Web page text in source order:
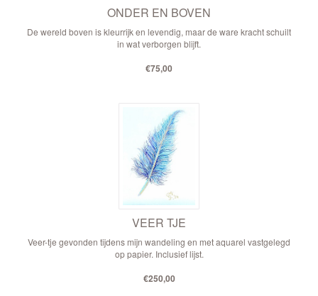
ONDER EN BOVEN
De wereld boven is kleurrijk en levendig, maar de ware kracht schuilt
in wat verborgen blijft.
€75,00
VEER TJE
Veer-tje gevonden tijdens mijn wandeling en met aquarel vastgelegd
op papier. Inclusief lijst.
€250,00